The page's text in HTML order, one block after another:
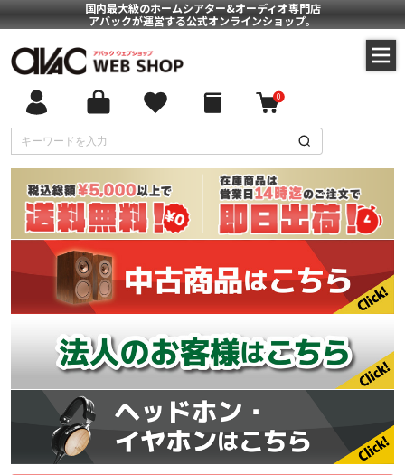
国内最大級のホームシアター&オーディオ専門店
アバックが運営する公式オンラインショップ。
0